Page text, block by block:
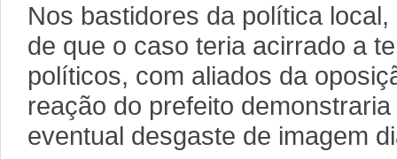
Nos bastidores da política
de que o caso teria acirrado a
políticos, com aliados da
reação do prefeito
eventual desgaste de imagem